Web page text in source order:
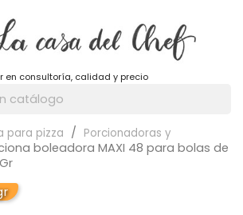
en consultoría, calidad y precio
para pizza
Porcionadoras y
boleadora MAXI 48 para bolas de